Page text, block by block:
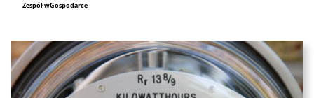
Zespół wGospodarce